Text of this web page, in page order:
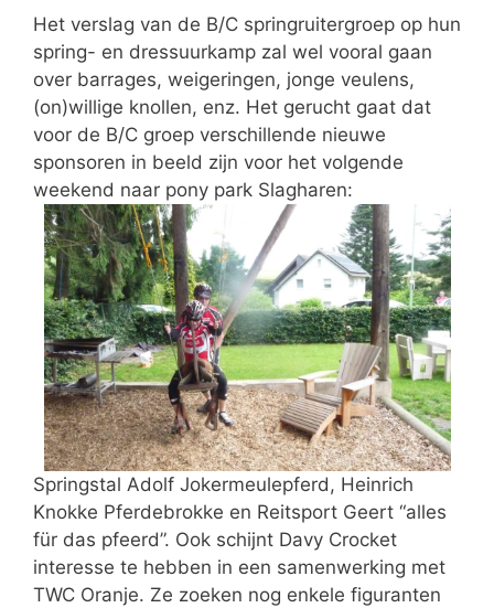
Het verslag van de B/C springruitergroep op hun
spring- en dressuurkamp zal wel vooral gaan
over barrages, weigeringen, jonge veulens,
(on)willige knollen, enz. Het gerucht gaat dat
voor de B/C groep verschillende nieuwe
sponsoren in beeld zijn voor het volgende
weekend naar pony park Slagharen:
Springstal Adolf Jokermeulepferd, Heinrich
Knokke Pferdebrokke en Reitsport Geert “alles
für das pfeerd”. Ook schijnt Davy Crocket
interesse te hebben in een samenwerking met
TWC Oranje. Ze zoeken nog enkele figuranten